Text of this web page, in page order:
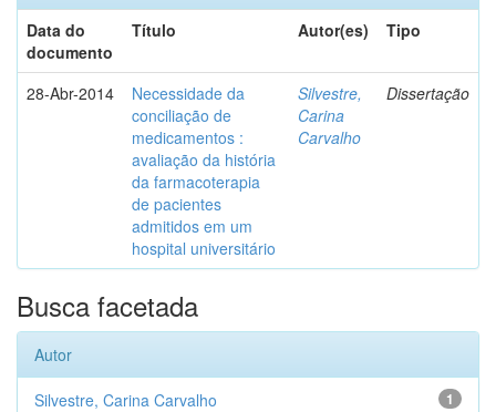
Data do
documento
Título Autor(es) Tipo
28-Abr-2014
Necessidade da
conciliação de
medicamentos :
avaliação da história
da farmacoterapia
de pacientes
admitidos em um
hospital universitário
Silvestre,
Carina
Carvalho
Dissertação
Busca facetada
Autor
1
Silvestre, Carina Carvalho